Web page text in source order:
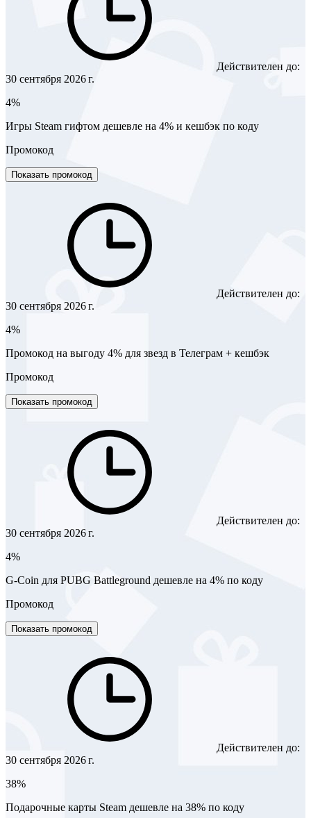
Действителен до:
30 сентября 2026 г.
4%
Игры Steam гифтом дешевле на 4% и кешбэк по коду
Промокод
Показать промокод
Действителен до:
30 сентября 2026 г.
4%
Промокод на выгоду 4% для звезд в Телеграм + кешбэк
Промокод
Показать промокод
Действителен до:
30 сентября 2026 г.
4%
G-Coin для PUBG Battleground дешевле на 4% по коду
Промокод
Показать промокод
Действителен до:
30 сентября 2026 г.
38%
Подарочные карты Steam дешевле на 38% по коду